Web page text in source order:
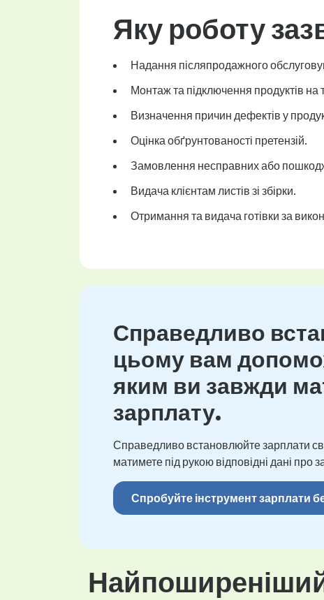
Яку роботу
Надання післяпродажного
Монтаж та підключення продуктів на
Визначення причин дефектів у
Оцінка обґрунтованості претензій.
Замовлення несправних або
Видача клієнтам листів зі збірки.
Отримання та видача готівки за
Справедливо
цьому вам
яким ви завжди
зарплату.
Справедливо встановлюйте зарплати
матимете під рукою відповідні дані про
Спробуйте інструмент зарплати
Найпоширеніший